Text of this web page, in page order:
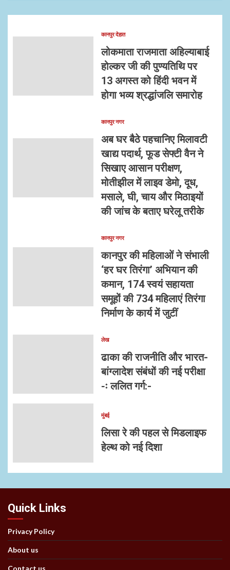
कानपुर देहात
लोकमाता राजमाता अहिल्याबाई
होल्कर जी की पुण्यतिथि पर
13 अगस्त को हिंदी भवन में
होगा भव्य श्रद्धांजलि समारोह
कानपुर नगर
अब घर बैठे पहचानिए मिलावटी
खाद्य पदार्थ, फूड सेफ्टी वैन ने
सिखाए आसान परीक्षण,
मोतीझील में लाइव डेमो, दूध,
मसाले, घी, चाय और मिठाइयों
की जांच के बताए घरेलू तरीके
कानपुर नगर
कानपुर की महिलाओं ने संभाली
‘हर घर तिरंगा’ अभियान की
कमान, 174 स्वयं सहायता
समूहों की 734 महिलाएं तिरंगा
निर्माण के कार्य में जुटीं
लेख
ढाका की राजनीति और भारत-
बांग्लादेश संबंधों की नई परीक्षा
-ः ललित गर्ग:-
मुंबई
लिसा रे की पहल से मिडलाइफ
हेल्थ को नई दिशा
Quick Links
Privacy Policy
About us
Contact us